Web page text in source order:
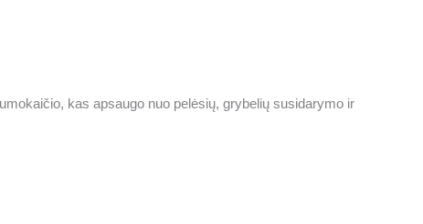
kas apsaugo nuo pelėsių, grybelių susidarymo ir